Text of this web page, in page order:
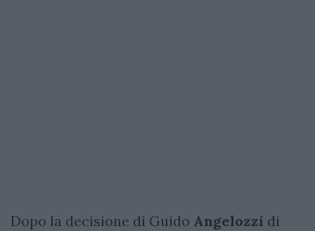
Dopo la decisione di Guido Angelozzi di